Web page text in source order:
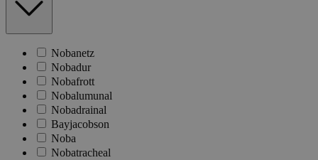
Nobanetz
Nobadur
Nobafrott
Nobalumunal
Nobadrainal
Bayjacobson
Noba
Nobatracheal